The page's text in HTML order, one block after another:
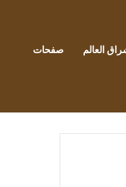
العالم صفحات